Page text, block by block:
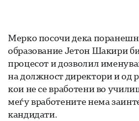
Мерко посочи дека
образование Јетон Шакири
процесот и дозволил
на должност директори и од
кои не се вработени во
меѓу вработените нема
кандидати.